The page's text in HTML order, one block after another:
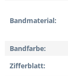
Bandmaterial
Bandfarbe
Zifferblatt